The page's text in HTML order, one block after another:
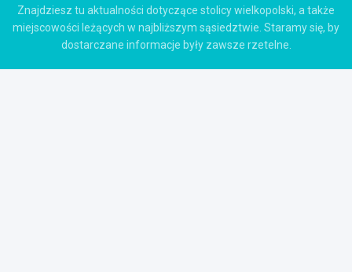
Znajdziesz tu aktualności dotyczące stolicy wielkopolski, a także
miejscowości leżących w najbliższym sąsiedztwie. Staramy się, by
dostarczane informacje były zawsze rzetelne.